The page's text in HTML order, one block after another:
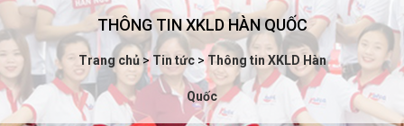
THÔNG TIN XKLD HÀN QUỐC
Trang chủ> Tin tức> Thông tin XKLD Hàn
Quốc